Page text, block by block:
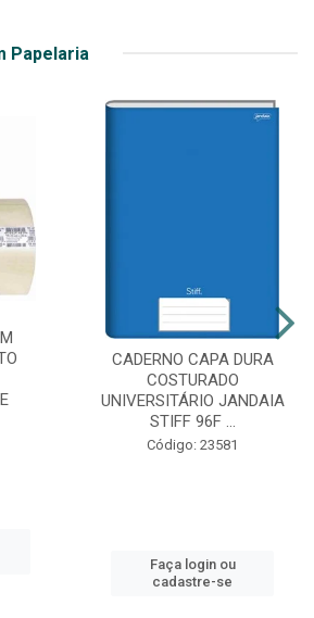
Papelaria
CADERNO CAPA DURA
COSTURADO
UNIVERSITÁRIO JANDAIA
STIFF 96F ...
Código: 23581
Faça login ou
cadastre-se